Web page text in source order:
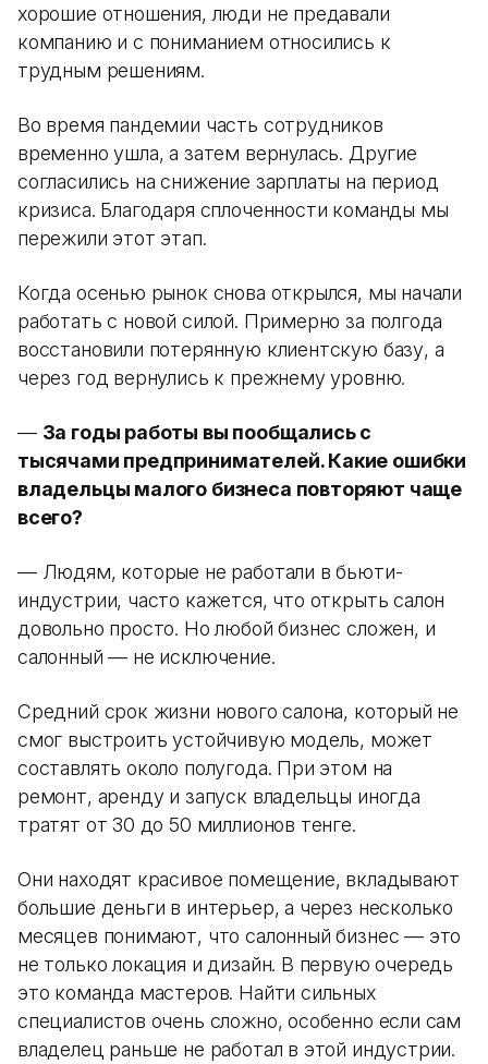
хорошие отношения, люди не предавали
компанию и с пониманием относились к
трудным решениям.
Во время пандемии часть сотрудников
временно ушла, а затем вернулась. Другие
согласились на снижение зарплаты на период
кризиса. Благодаря сплоченности команды мы
пережили этот этап.
Когда осенью рынок снова открылся, мы начали
работать с новой силой. Примерно за полгода
восстановили потерянную клиентскую базу, а
через год вернулись к прежнему уровню.
— За годы работы вы пообщались с
тысячами предпринимателей. Какие ошибки
владельцы малого бизнеса повторяют чаще
всего?
— Людям, которые не работали в бьюти-
индустрии, часто кажется, что открыть салон
довольно просто. Но любой бизнес сложен, и
салонный — не исключение.
Средний срок жизни нового салона, который не
смог выстроить устойчивую модель, может
составлять около полугода. При этом на
ремонт, аренду и запуск владельцы иногда
тратят от 30 до 50 миллионов тенге.
Они находят красивое помещение, вкладывают
большие деньги в интерьер, а через несколько
месяцев понимают, что салонный бизнес — это
не только локация и дизайн. В первую очередь
это команда мастеров. Найти сильных
специалистов очень сложно, особенно если сам
владелец раньше не работал в этой индустрии.